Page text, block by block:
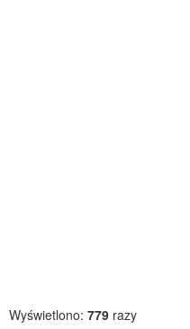
Wyświetlono: 779 razy